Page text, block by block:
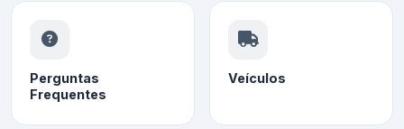
Perguntas
Frequentes
Veículos